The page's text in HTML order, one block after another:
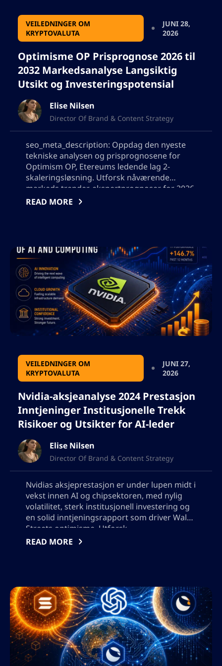
VEILEDNINGER OM
KRYPTOVALUTA
JUNI 28,
2026
Optimisme OP Prisprognose 2026 til
2032 Markedsanalyse Langsiktig
Utsikt og Investeringspotensial
Elise Nilsen
Director Of Brand & Content Strategy
seo_meta_description: Oppdag den nyeste
tekniske analysen og prisprognosene for
Optimism OP, Etereums ledende lag 2-
skaleringsløsning. Utforsk nåværende
markeds trender, ekspertprognoser for 2026
til 2032, investeringsutsikt, og nylige
READ MORE
VEILEDNINGER OM
KRYPTOVALUTA
JUNI 27,
2026
Nvidia-aksjeanalyse 2024 Prestasjon
Inntjeninger Institusjonelle Trekk
Risikoer og Utsikter for AI-leder
Elise Nilsen
Director Of Brand & Content Strategy
Nvidias aksjeprestasjon er under lupen midt i
vekst innen AI og chipsektoren, med nylig
volatilitet, sterk institusjonell investering og
en solid inntjeningsrapport som driver Wall
Streets optimisme. Utforsk
analytikerprognoser, insideraktivitet, innsikt
datasentre. Vennligst ikke legg til noen
anførselstegn, jeg trenger å bruke output i
json, så ikke legg til noen tegn som vil bryte
json format.
READ MORE